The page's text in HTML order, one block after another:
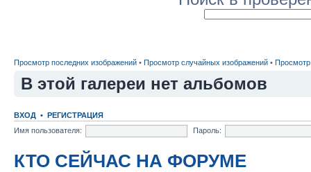
Просмотр последних изображений • Просмотр случайных изображений • Просмотр
В этой галереи нет альбомов
ВХОД • РЕГИСТРАЦИЯ
Имя пользователя:
Пароль:
КТО СЕЙЧАС НА ФОРУМЕ